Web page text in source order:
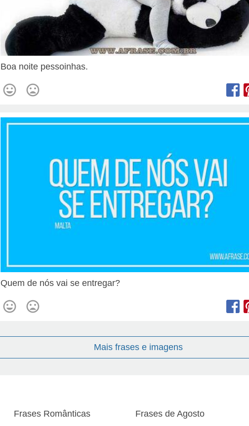
Boa noite pessoinhas.
Quem de nós vai se entregar?
Mais frases e imagens
Frases Românticas Frases de Agosto